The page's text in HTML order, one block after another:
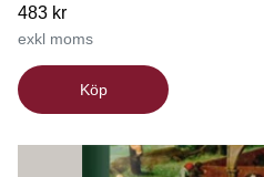
483 kr
exkl moms
Köp